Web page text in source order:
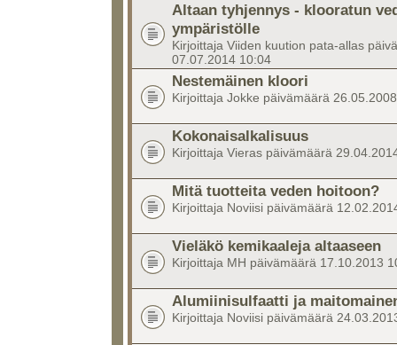
Altaan tyhjennys - klooratun
ympäristölle
Kirjoittaja Viiden kuution pata-allas
07.07.2014 10:04
Nestemäinen kloori
Kirjoittaja Jokke päivämäärä
Kokonaisalkalisuus
Kirjoittaja Vieras päivämäärä
Mitä tuotteita veden hoitoon?
Kirjoittaja Noviisi päivämäärä
Vieläkö kemikaaleja altaaseen
Kirjoittaja MH päivämäärä 17.10.2013
Alumiinisulfaatti ja
Kirjoittaja Noviisi päivämäärä